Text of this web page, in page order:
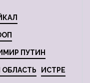
ПУТИН
ОБЛАСТЬ ИСТРЕ